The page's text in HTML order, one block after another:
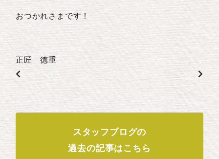
おつかれさまです！
正匠 徳重
スタッフブログの
過去の記事はこちら